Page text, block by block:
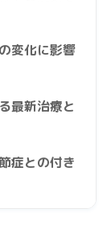
変化に影響
最新治療と
症との付き